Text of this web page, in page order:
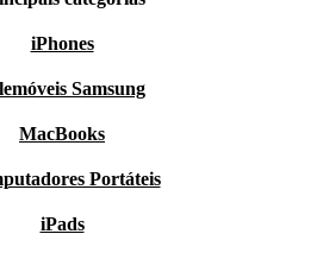
iPhones
Samsung
MacBooks
Portáteis
iPads